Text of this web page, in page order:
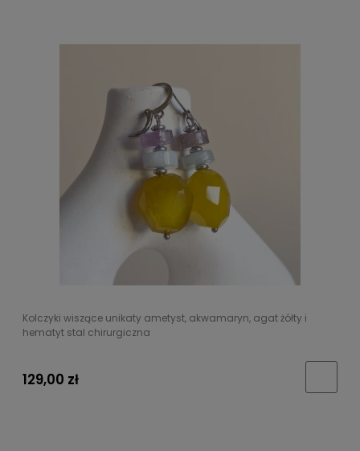
Kolczyki wiszące unikaty ametyst, akwamaryn, agat żółty i
hematyt stal chirurgiczna
129,00 zł